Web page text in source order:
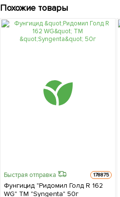
Похожие товары
Быстрая отправка 178875
Фунгицид "Ридомил Голд R 162
WG" ТМ "Syngenta" 50г